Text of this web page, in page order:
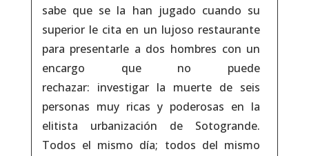
sabe que se la han jugado cuando su
superior le cita en un lujoso restaurante
para presentarle a dos hombres con un
encargo que no puede
rechazar: investigar la muerte de seis
personas muy ricas y poderosas en la
elitista urbanización de Sotogrande.
Todos el mismo día; todos del mismo